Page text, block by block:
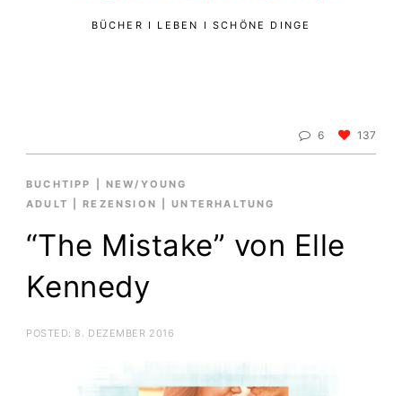
BÜCHER I LEBEN I SCHÖNE DINGE
6 137
BUCHTIPP
NEW/YOUNG
ADULT
REZENSION UNTERHALTUNG
“The Mistake” von Elle
Kennedy
POSTED: 8. DEZEMBER 2016